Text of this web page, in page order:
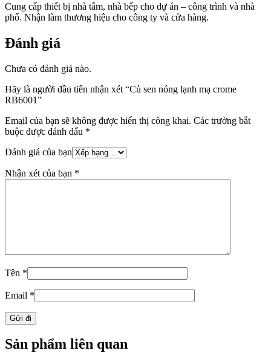
Cung cấp thiết bị nhà tắm, nhà bếp cho dự án – công trình và nhà
phố. Nhận làm thương hiệu cho công ty và cửa hàng.
Đánh giá
Chưa có đánh giá nào.
Hãy là người đầu tiên nhận xét “Củ sen nóng lạnh mạ crome
RB6001”
Email của bạn sẽ không được hiển thị công khai. Các trường bắt
buộc được đánh dấu *
Đánh giá của bạn
Nhận xét của bạn *
Tên *
Email *
Sản phẩm liên quan